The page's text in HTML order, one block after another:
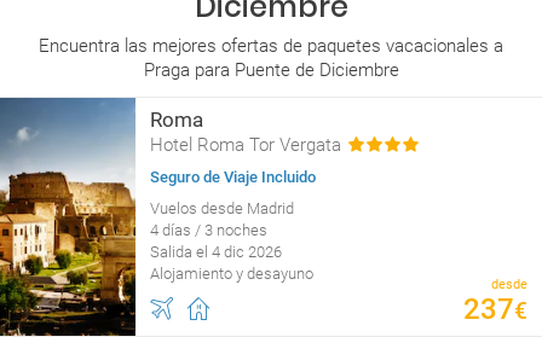
Encuentra las mejores ofertas de paquetes vacacionales a
Praga para Puente de Diciembre
Roma
Hotel Roma Tor Vergata
Seguro de Viaje Incluido
Vuelos desde Madrid
4 días / 3 noches
Salida el 4 dic 2026
Alojamiento y desayuno
desde
237€